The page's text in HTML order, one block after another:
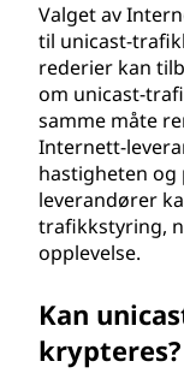
Valget av
til unicast-
rederier kan
om unicast-
samme måte
Internett-
hastigheten
leverandører
trafikkstyring,
opplevelse.
Kan
krypteres?